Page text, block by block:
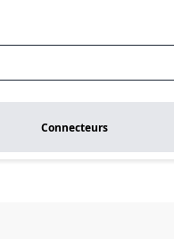
Connecteurs